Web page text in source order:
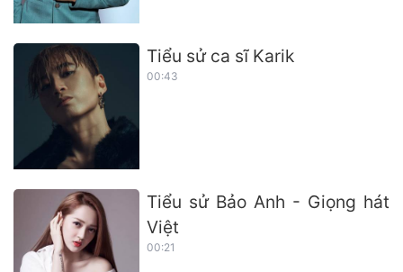
Tiểu sử ca sĩ Karik
00:43
Tiểu sử Bảo Anh - Giọng hát
Việt
00:21